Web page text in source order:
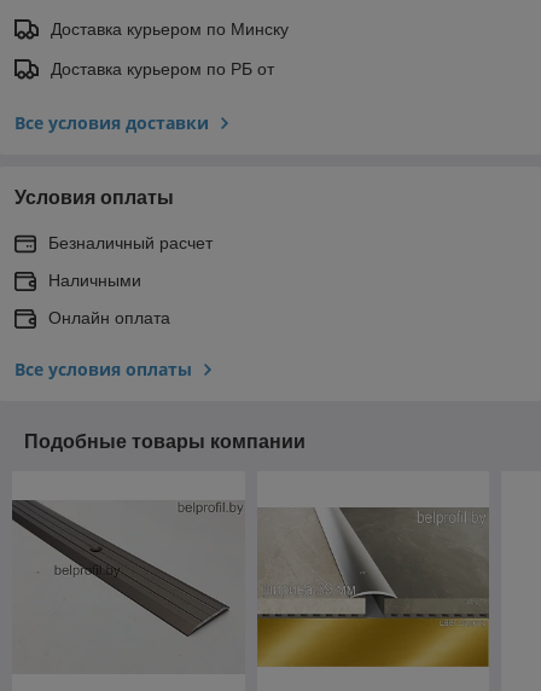
Доставка курьером по Минску
Доставка курьером по РБ от
Все условия доставки
Условия оплаты
Безналичный расчет
Наличными
Онлайн оплата
Все условия оплаты
Подобные товары компании